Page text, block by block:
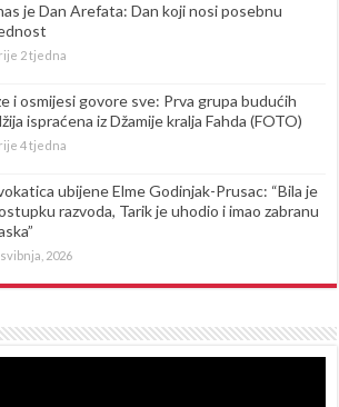
je Dan Arefata: Dan koji nosi posebnu
2 tjedna
i osmijesi govore sve: Prva grupa budućih
ispraćena iz Džamije kralja Fahda (FOTO)
4 tjedna
ubijene Elme Godinjak-Prusac: “Bila je
razvoda, Tarik je uhodio i imao zabranu
svibnja, 2026